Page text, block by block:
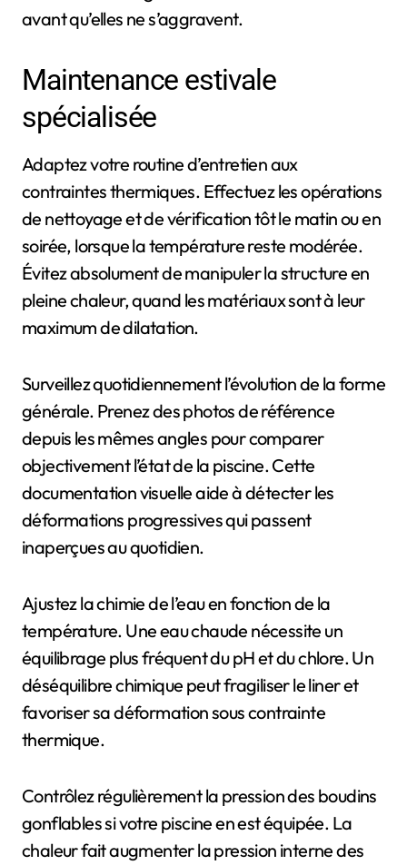
avant qu’elles ne s’aggravent.
Maintenance estivale
spécialisée
Adaptez votre routine d’entretien aux
contraintes thermiques. Effectuez les opérations
de nettoyage et de vérification tôt le matin ou en
soirée, lorsque la température reste modérée.
Évitez absolument de manipuler la structure en
pleine chaleur, quand les matériaux sont à leur
maximum de dilatation.
Surveillez quotidiennement l’évolution de la forme
générale. Prenez des photos de référence
depuis les mêmes angles pour comparer
objectivement l’état de la piscine. Cette
documentation visuelle aide à détecter les
déformations progressives qui passent
inaperçues au quotidien.
Ajustez la chimie de l’eau en fonction de la
température. Une eau chaude nécessite un
équilibrage plus fréquent du pH et du chlore. Un
déséquilibre chimique peut fragiliser le liner et
favoriser sa déformation sous contrainte
thermique.
Contrôlez régulièrement la pression des boudins
gonflables si votre piscine en est équipée. La
chaleur fait augmenter la pression interne des